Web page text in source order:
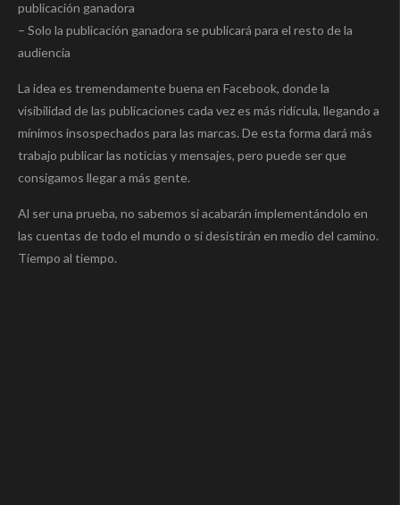
publicación ganadora
– Solo la publicación ganadora se publicará para el resto de la
audiencia
La idea es tremendamente buena en Facebook, donde la
visibilidad de las publicaciones cada vez es más ridícula, llegando a
mínimos insospechados para las marcas. De esta forma dará más
trabajo publicar las noticias y mensajes, pero puede ser que
consigamos llegar a más gente.
Al ser una prueba, no sabemos si acabarán implementándolo en
las cuentas de todo el mundo o si desistirán en medio del camino.
Tiempo al tiempo.